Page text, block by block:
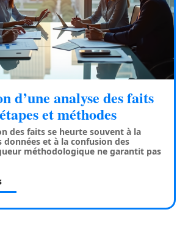
d’une analyse des faits
et méthodes
des faits se heurte souvent à la
données et à la confusion des
méthodologique ne garantit pas